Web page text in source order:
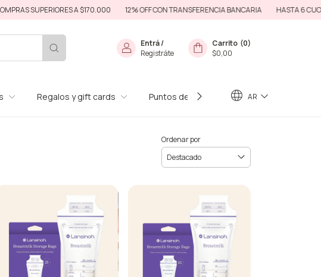
A $170.000 12% OFF CON TRANSFERENCIA BANCARIA HASTA 6 CUOTAS SIN
Entrá/
Registráte
Carrito (0)
$0,00
Regalos y gift cards Puntos de Venta Preguntas
AR
Ordenar por